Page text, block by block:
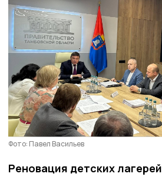
Фото: Павел Васильев
Реновация детских лагерей